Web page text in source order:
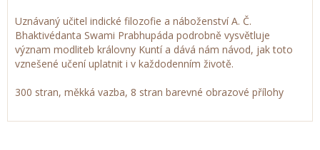
Uznávaný učitel indické filozofie a náboženství A. Č.
Bhaktivédanta Swami Prabhupáda podrobně vysvětluje
význam modliteb královny Kuntí a dává nám návod, jak toto
vznešené učení uplatnit i v každodenním životě.
300 stran, měkká vazba, 8 stran barevné obrazové přílohy